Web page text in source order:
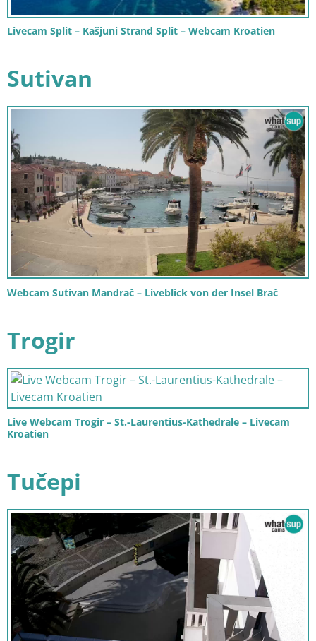
Livecam Split – Kašjuni Strand Split – Webcam Kroatien
Sutivan
Webcam Sutivan Mandrač – Liveblick von der Insel Brač
Trogir
Live Webcam Trogir – St.-Laurentius-Kathedrale – Livecam
Kroatien
Tučepi